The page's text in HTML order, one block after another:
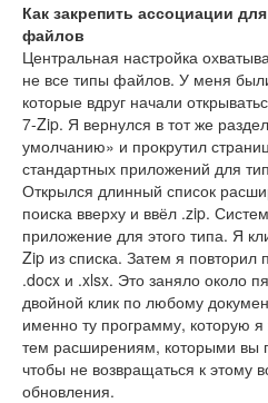
Как закрепить ассоциации
файлов
Центральная настройка
не все типы файлов. У меня
которые вдруг начали
7-Zip. Я вернулся в тот же
умолчанию» и прокрутил
стандартных приложений для
Открылся длинный список
поиска вверху и ввёл .zip.
приложение для этого типа. Я
Zip из списка. Затем я повторил
.docx и .xlsx. Это заняло около
двойной клик по любому
именно ту программу, которую
тем расширениям, которыми вы
чтобы не возвращаться к этому
обновления.